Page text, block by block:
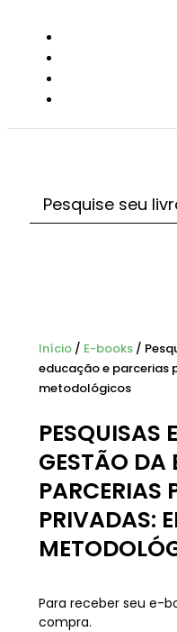
Início / E-books /
educação e parcerias
metodológicos
PESQUISAS
GESTÃO DA
PARCERIAS
PRIVADAS:
Para receber seu e-
compra.